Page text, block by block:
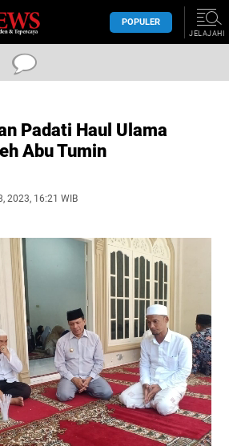
POPULER
JELAJAHI
Padati Haul Ulama
Abu Tumin
2023, 16:21 WIB